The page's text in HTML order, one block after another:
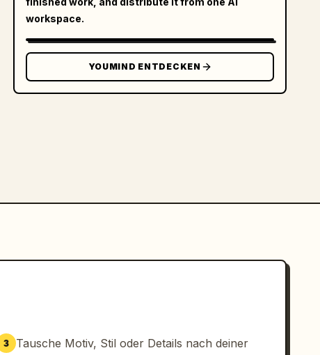
workspace.
YOUMIND ENTDECKEN
3
Tausche Motiv, Stil oder Details nach deiner